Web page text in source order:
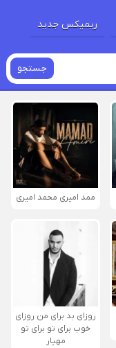
ریمیکس جدید
جستجو
ممد امیری محمد امیری
روزای بد برای من روزای
خوب برای تو برای تو
مهیار